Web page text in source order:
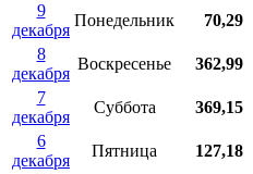
9
декабря
Понедельник 70,29
8
декабря
Воскресенье 362,99
7
декабря
Суббота 369,15
6
декабря
Пятница 127,18